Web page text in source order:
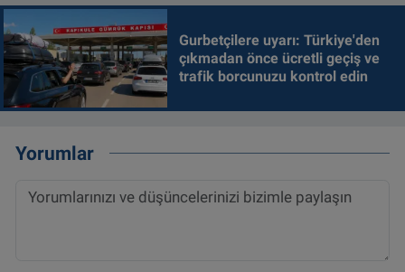
Gurbetçilere uyarı: Türkiye'den
çıkmadan önce ücretli geçiş ve
trafik borcunuzu kontrol edin
Yorumlar